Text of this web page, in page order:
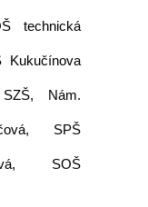
technická
Kukučínova
Nám.
SPŠ
SOŠ